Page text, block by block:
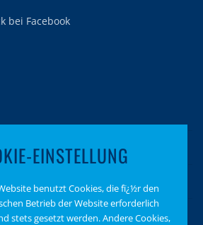
EINSTELLUNG
benutzt Cookies, die fï¿½r den
Betrieb der Website erforderlich
stets gesetzt werden. Andere Cookies,